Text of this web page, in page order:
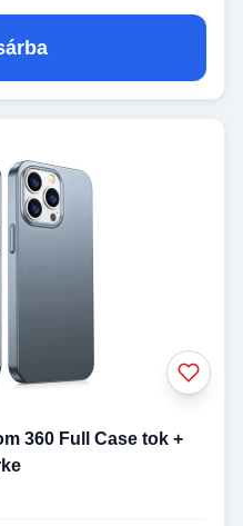
360 Full Case tok +